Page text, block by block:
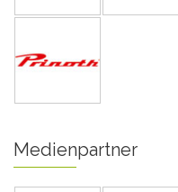
Medienpartner